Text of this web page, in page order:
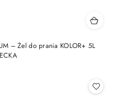
– Żel do prania KOLOR+ 5L